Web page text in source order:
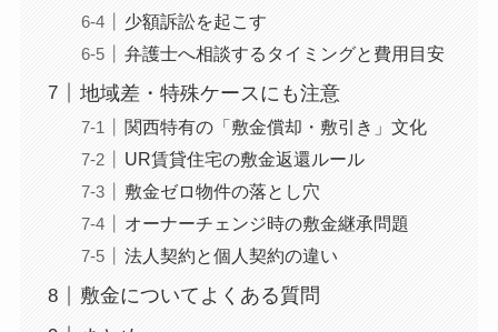
少額訴訟を起こす
弁護士へ相談するタイミングと費用目安
地域差・特殊ケースにも注意
関西特有の「敷金償却・敷引き」文化
UR賃貸住宅の敷金返還ルール
敷金ゼロ物件の落とし穴
オーナーチェンジ時の敷金継承問題
法人契約と個人契約の違い
敷金についてよくある質問